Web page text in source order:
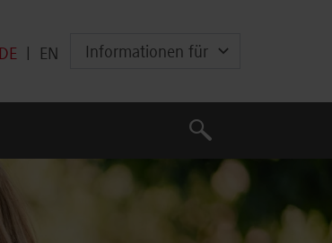
DE EN Informationen für
Suche
Suche